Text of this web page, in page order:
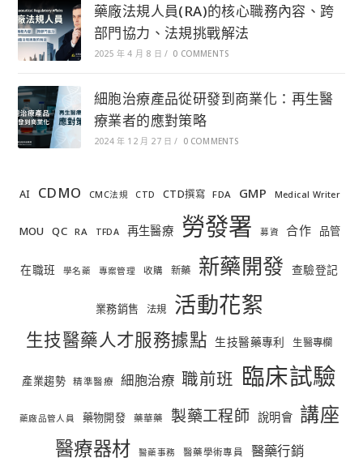
藥廠法規人員(RA)的核心職務內容、跨
部門協力、法規挑戰解法
2025 年 4 月 8 日 / 0 COMMENTS
細胞治療產品從研發到商業化：再生醫
療業者的應對策略
2024 年 12 月 27 日 / 0 COMMENTS
AI CDMO CMC法規 CTD CTD撰寫 FDA GMP Medical Writer
MOU QC RA TFDA 再生醫療 勞發署 募資 合作 品管
在職班 學名藥 專案管理 收購 新藥 新藥開發 查驗登記
業務銷售 法規 活動花絮
生技醫藥人才服務據點 生技醫藥專利 生醫專欄
產業趨勢 精準醫療 細胞治療 職前班 臨床試驗
藥廠品管人員 藥物開發 藥華藥 製藥工程師 說明會 講座
醫療器材 醫藥事務 醫藥學術專員 醫藥行銷